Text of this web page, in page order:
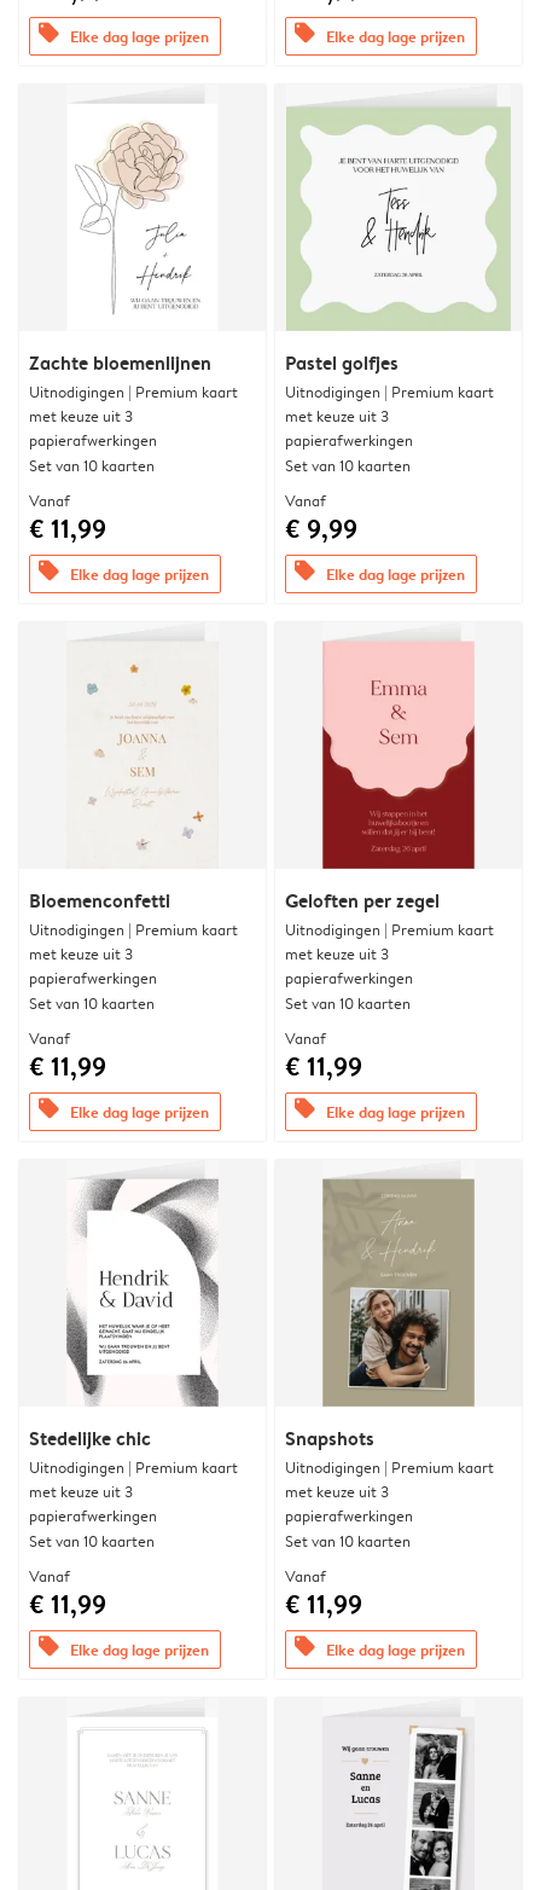
offers Elke dag lage prijzen offers Elke dag lage prijzen
Zachte bloemenlijnen
Uitnodigingen | Premium kaart
met keuze uit 3
papierafwerkingen
Set van 10 kaarten
Vanaf
€ 11,99
offers Elke dag lage prijzen
Pastel golfjes
Uitnodigingen | Premium kaart
met keuze uit 3
papierafwerkingen
Set van 10 kaarten
Vanaf
€ 9,99
offers Elke dag lage prijzen
Bloemenconfetti
Uitnodigingen | Premium kaart
met keuze uit 3
papierafwerkingen
Set van 10 kaarten
Vanaf
€ 11,99
offers Elke dag lage prijzen
Geloften per zegel
Uitnodigingen | Premium kaart
met keuze uit 3
papierafwerkingen
Set van 10 kaarten
Vanaf
€ 11,99
offers Elke dag lage prijzen
Stedelijke chic
Uitnodigingen | Premium kaart
met keuze uit 3
papierafwerkingen
Set van 10 kaarten
Vanaf
€ 11,99
offers Elke dag lage prijzen
Snapshots
Uitnodigingen | Premium kaart
met keuze uit 3
papierafwerkingen
Set van 10 kaarten
Vanaf
€ 11,99
offers Elke dag lage prijzen